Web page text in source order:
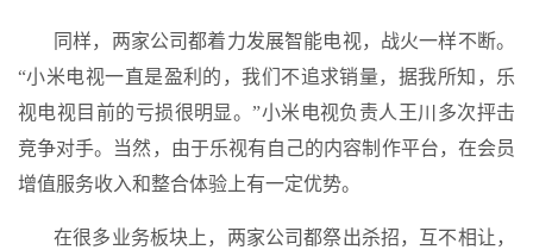
同样，两家公司都着力发展智能电视，战火一样不断。
“小米电视一直是盈利的，我们不追求销量，据我所知，乐
视电视目前的亏损很明显。”小米电视负责人王川多次抨击
竞争对手。当然，由于乐视有自己的内容制作平台，在会员
增值服务收入和整合体验上有一定优势。
在很多业务板块上，两家公司都祭出杀招，互不相让，